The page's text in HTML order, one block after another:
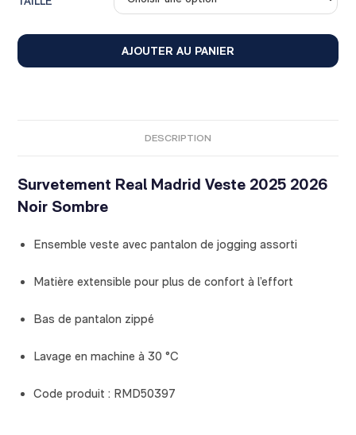
AJOUTER AU PANIER
DESCRIPTION
Survetement Real Madrid Veste 2025 2026
Noir Sombre
Ensemble veste avec pantalon de jogging assorti
Matière extensible pour plus de confort à l’effort
Bas de pantalon zippé
Lavage en machine à 30 °C
Code produit : RMD50397